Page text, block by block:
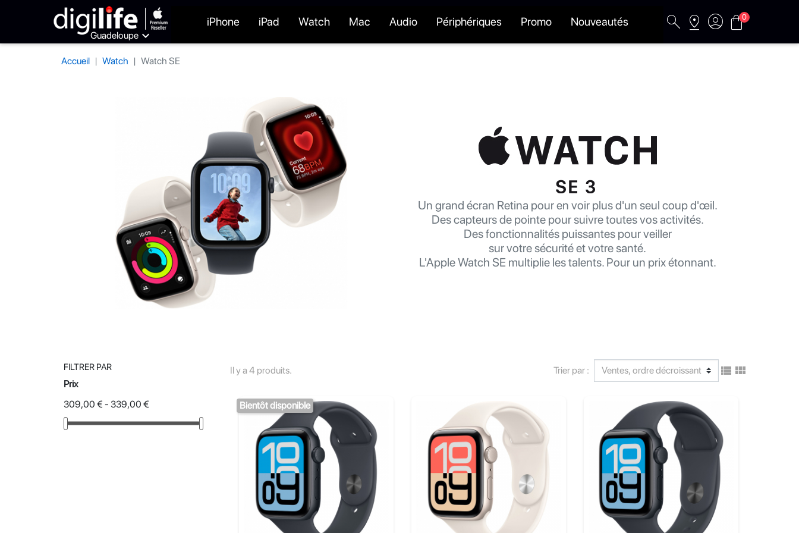
Guadeloupe 
iPhone iPad Watch Mac Audio Périphériques Promo Nouveautés search pin_drop account_circle shopping_bag
0
Accueil Watch Watch SE
Un grand écran Retina pour en voir plus d'un seul coup d'œil.
Des capteurs de pointe pour suivre toutes vos activités.
Des fonctionnalités puissantes pour veiller
sur votre sécurité et votre santé.
L'Apple Watch SE multiplie les talents. Pour un prix étonnant.
FILTRER PAR
Prix
309,00 € - 339,00 €
Il y a 4 produits. Trier par :  
Bientôt disponible